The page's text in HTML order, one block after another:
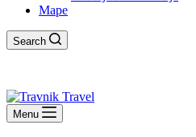
Mape
Search
Menu